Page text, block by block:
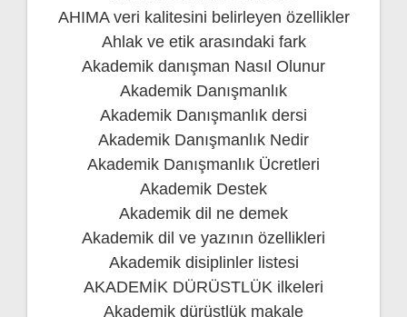
AHIMA veri kalitesini belirleyen özellikler
Ahlak ve etik arasındaki fark
Akademik danışman Nasıl Olunur
Akademik Danışmanlık
Akademik Danışmanlık dersi
Akademik Danışmanlık Nedir
Akademik Danışmanlık Ücretleri
Akademik Destek
Akademik dil ne demek
Akademik dil ve yazının özellikleri
Akademik disiplinler listesi
AKADEMİK DÜRÜSTLÜK ilkeleri
Akademik dürüstlük makale